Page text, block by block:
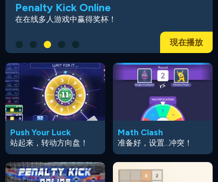
Penalty Kick Online
在在线多人游戏中赢得奖杯！
現在播放
Push Your Luck
站起来，转动方向盘！
Math Clash
准备好，设置...冲突！